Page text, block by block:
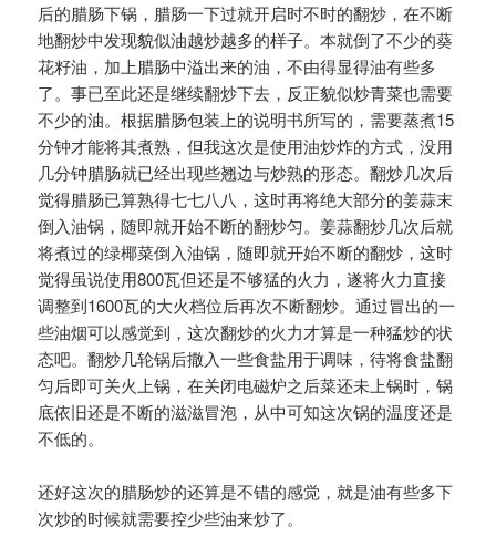
后的腊肠下锅，腊肠一下过就开启时不时的翻炒，在不断
地翻炒中发现貌似油越炒越多的样子。本就倒了不少的葵
花籽油，加上腊肠中溢出来的油，不由得显得油有些多
了。事已至此还是继续翻炒下去，反正貌似炒青菜也需要
不少的油。根据腊肠包装上的说明书所写的，需要蒸煮15
分钟才能将其煮熟，但我这次是使用油炒炸的方式，没用
几分钟腊肠就已经出现些翘边与炒熟的形态。翻炒几次后
觉得腊肠已算熟得七七八八，这时再将绝大部分的姜蒜末
倒入油锅，随即就开始不断的翻炒匀。姜蒜翻炒几次后就
将煮过的绿椰菜倒入油锅，随即就开始不断的翻炒，这时
觉得虽说使用800瓦但还是不够猛的火力，遂将火力直接
调整到1600瓦的大火档位后再次不断翻炒。通过冒出的一
些油烟可以感觉到，这次翻炒的火力才算是一种猛炒的状
态吧。翻炒几轮锅后撒入一些食盐用于调味，待将食盐翻
匀后即可关火上锅，在关闭电磁炉之后菜还未上锅时，锅
底依旧还是不断的滋滋冒泡，从中可知这次锅的温度还是
不低的。
还好这次的腊肠炒的还算是不错的感觉，就是油有些多下
次炒的时候就需要控少些油来炒了。